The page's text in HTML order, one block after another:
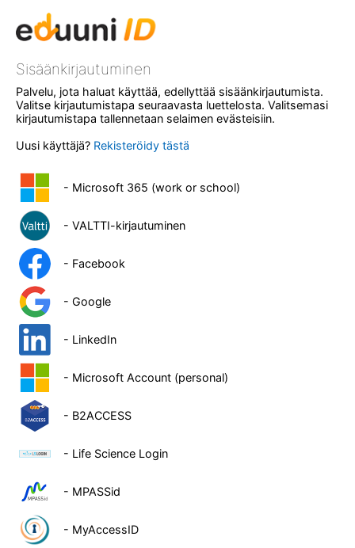
Sisäänkirjautuminen
Palvelu, jota haluat käyttää, edellyttää sisäänkirjautumista.
Valitse kirjautumistapa seuraavasta luettelosta. Valitsemasi
kirjautumistapa tallennetaan selaimen evästeisiin.
Uusi käyttäjä? Rekisteröidy tästä
- Microsoft 365 (work or school)
- VALTTI-kirjautuminen
- Facebook
- Google
- LinkedIn
- Microsoft Account (personal)
- B2ACCESS
- Life Science Login
- MPASSid
- MyAccessID